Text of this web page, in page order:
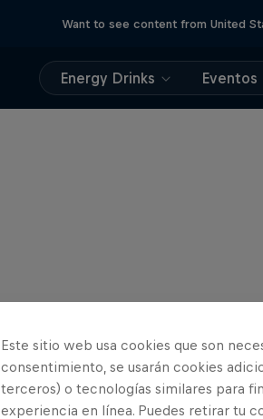
Want to see content from United
Energy Drinks Eventos
Este sitio web usa cookies que son
consentimiento, se usarán cookies
terceros) o tecnologías similares para
experiencia en línea. Puedes retirar tu